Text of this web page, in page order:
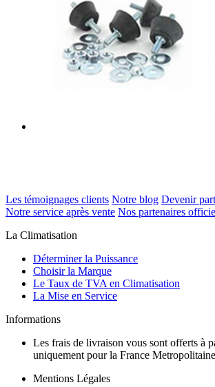
Les témoignages clients Notre blog Devenir
Notre service après vente Nos partenaires
La Climatisation
Déterminer la Puissance
Choisir la Marque
Le Taux de TVA en Climatisation
La Mise en Service
Informations
Les frais de livraison vous sont offerts à
uniquement pour la France
Mentions Légales